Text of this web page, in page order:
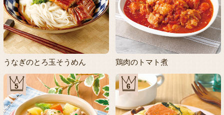
うなぎのとろ玉そうめん 鶏肉のトマト煮
5 6